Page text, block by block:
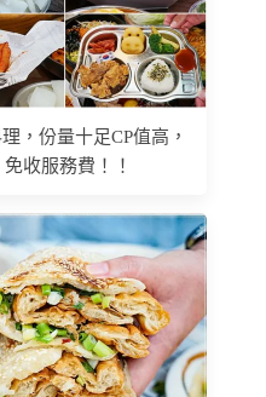
，份量十足CP值高，
收服務費！！